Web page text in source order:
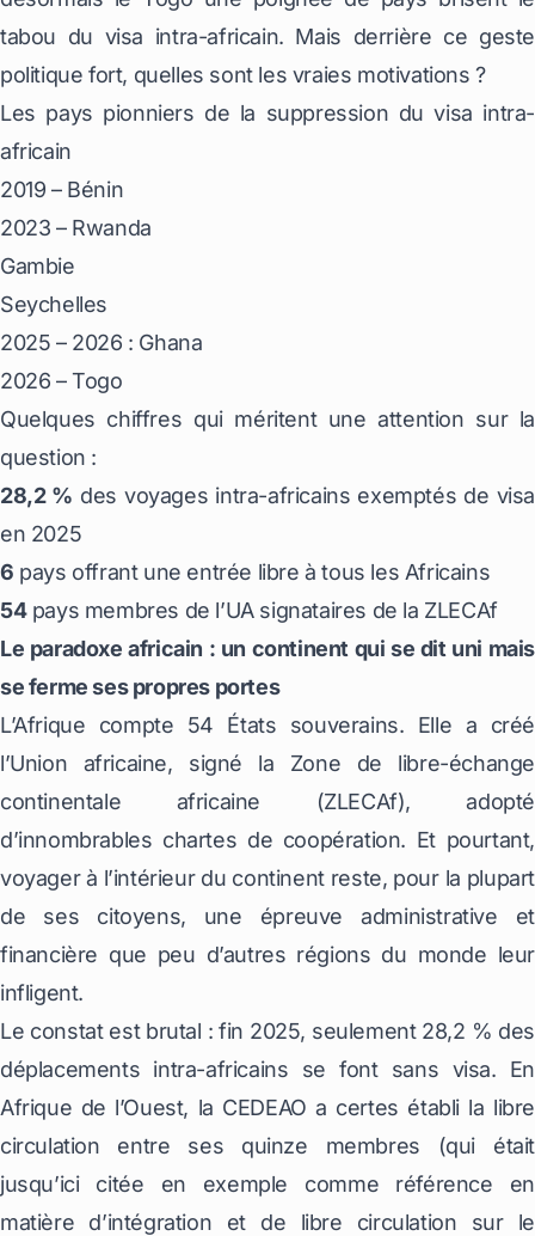
tabou du visa intra-africain. Mais derrière ce geste
politique fort, quelles sont les vraies motivations ?
Les pays pionniers de la suppression du visa intra-
africain
2019 – Bénin
2023 – Rwanda
Gambie
Seychelles
2025 – 2026 : Ghana
2026 – Togo
Quelques chiffres qui méritent une attention sur la
question :
28,2 % des voyages intra-africains exemptés de visa
en 2025
6 pays offrant une entrée libre à tous les Africains
54pays membres de l’UA signataires de la ZLECAf
Le paradoxe africain : un continent qui se dit uni mais
se ferme ses propres portes
L’Afrique compte 54 États souverains. Elle a créé
l’Union africaine, signé la Zone de libre-échange
continentale africaine (ZLECAf), adopté
d’innombrables chartes de coopération. Et pourtant,
voyager à l’intérieur du continent reste, pour la plupart
de ses citoyens, une épreuve administrative et
financière que peu d’autres régions du monde leur
infligent.
Le constat est brutal : fin 2025, seulement 28,2 % des
déplacements intra-africains se font sans visa. En
Afrique de l’Ouest, la CEDEAO a certes établi la libre
circulation entre ses quinze membres (qui était
jusqu’ici citée en exemple comme référence en
matière d’intégration et de libre circulation sur le